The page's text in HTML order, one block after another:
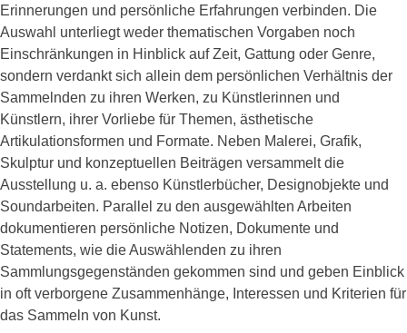
Erinnerungen und persönliche Erfahrungen verbinden. Die
Auswahl unterliegt weder thematischen Vorgaben noch
Einschränkungen in Hinblick auf Zeit, Gattung oder Genre,
sondern verdankt sich allein dem persönlichen Verhältnis der
Sammelnden zu ihren Werken, zu Künstlerinnen und
Künstlern, ihrer Vorliebe für Themen, ästhetische
Artikulationsformen und Formate. Neben Malerei, Grafik,
Skulptur und konzeptuellen Beiträgen versammelt die
Ausstellung u. a. ebenso Künstlerbücher, Designobjekte und
Soundarbeiten. Parallel zu den ausgewählten Arbeiten
dokumentieren persönliche Notizen, Dokumente und
Statements, wie die Auswählenden zu ihren
Sammlungsgegenständen gekommen sind und geben Einblick
in oft verborgene Zusammenhänge, Interessen und Kriterien für
das Sammeln von Kunst.